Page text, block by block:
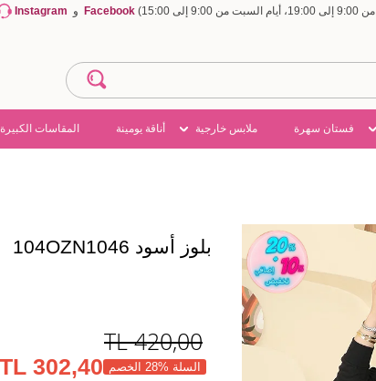
Facebook و Instagram
فستان سهرة ملابس خارجية أناقة يومينة المقاسات الكبيرة
بلوز أسود 104OZN1046
420,00
TL
السلة %28 الخصم 302,40 TL